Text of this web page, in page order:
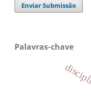
Enviar Submissão
Palavras-chave